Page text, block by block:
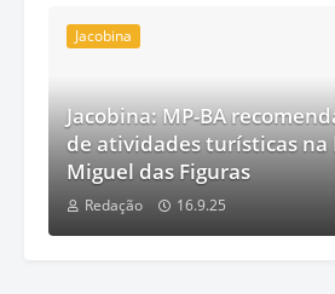
Jacobina
Jacobina: MP-BA
de atividades turísticas na
Miguel das Figuras
Redação 16.9.25